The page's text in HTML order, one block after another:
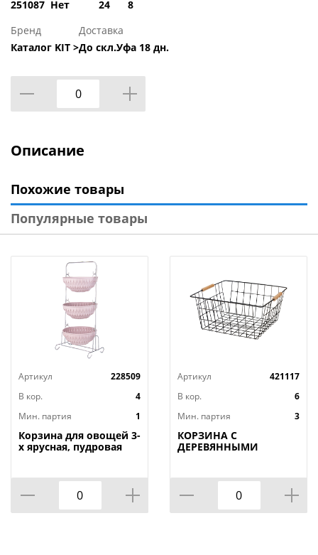
251087 Нет
24
8
Бренд
Каталог KIT >
Доставка
До скл.Уфа 18 дн.
Описание
Похожие товары
Популярные товары
Артикул
228509
В кор.
4
Мин. партия
1
Корзина для овощей 3-
х ярусная, пудровая
Артикул
421117
В кор.
6
Мин. партия
3
КОРЗИНА С
ДЕРЕВЯННЫМИ
(КОР=12ШТ)